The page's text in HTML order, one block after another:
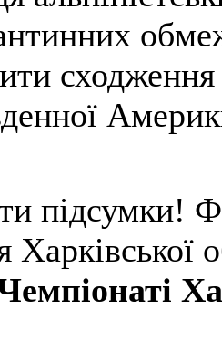
підсумки!
Харківської